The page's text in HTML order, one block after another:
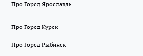
Про Город Ярославль
Про Город Курск
Про Город Рыбинск